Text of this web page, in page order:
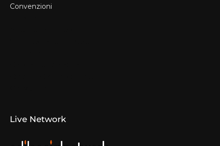
Convenzioni
Live Network